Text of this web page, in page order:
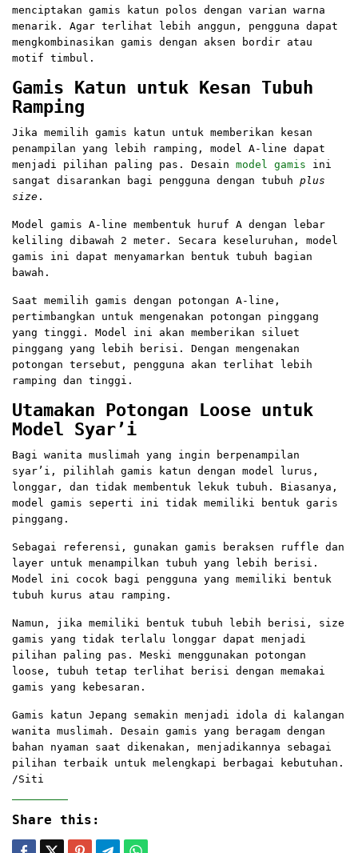
menciptakan gamis katun polos dengan varian warna
menarik. Agar terlihat lebih anggun, pengguna dapat
mengkombinasikan gamis dengan aksen bordir atau
motif timbul.
Gamis Katun untuk Kesan Tubuh
Ramping
Jika memilih gamis katun untuk memberikan kesan
penampilan yang lebih ramping, model A-line dapat
menjadi pilihan paling pas. Desain model gamis ini
sangat disarankan bagi pengguna dengan tubuh plus
size .
Model gamis A-line membentuk huruf A dengan lebar
keliling dibawah 2 meter. Secara keseluruhan, model
gamis ini dapat menyamarkan bentuk tubuh bagian
bawah.
Saat memilih gamis dengan potongan A-line,
pertimbangkan untuk mengenakan potongan pinggang
yang tinggi. Model ini akan memberikan siluet
pinggang yang lebih berisi. Dengan mengenakan
potongan tersebut, pengguna akan terlihat lebih
ramping dan tinggi.
Utamakan Potongan Loose untuk
Model Syar’i
Bagi wanita muslimah yang ingin berpenampilan
syar’i, pilihlah gamis katun dengan model lurus,
longgar, dan tidak membentuk lekuk tubuh. Biasanya,
model gamis seperti ini tidak memiliki bentuk garis
pinggang.
Sebagai referensi, gunakan gamis beraksen ruffle dan
layer untuk menampilkan tubuh yang lebih berisi.
Model ini cocok bagi pengguna yang memiliki bentuk
tubuh kurus atau ramping.
Namun, jika memiliki bentuk tubuh lebih berisi, size
gamis yang tidak terlalu longgar dapat menjadi
pilihan paling pas. Meski menggunakan potongan
loose, tubuh tetap terlihat berisi dengan memakai
gamis yang kebesaran.
Gamis katun Jepang semakin menjadi idola di kalangan
wanita muslimah. Desain gamis yang beragam dengan
bahan nyaman saat dikenakan, menjadikannya sebagai
pilihan terbaik untuk melengkapi berbagai kebutuhan.
/Siti
Share this: